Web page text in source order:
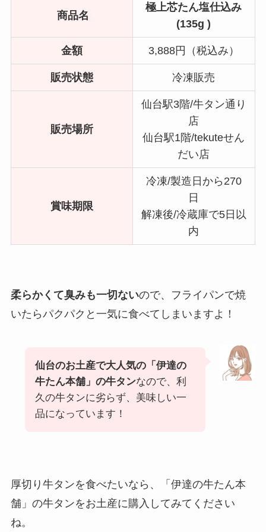
商品名
極上芯たん塩仕込み
(135g )
金額 3,888円（税込み）
販売状態 冷凍販売
販売場所
仙台駅3階/牛タン通り
店
仙台駅1階/tekuteせん
だい店
賞味期限
冷凍/製造日から270
日
解凍後/冷蔵庫で5日以
内
柔らかくて臭みも一切ないので、フライパンで焼
いたらパクパクと一気に食べてしまいますよ！
仙台のお土産で大人気の「伊達の
牛たん本舗」の牛タンなので、利
久の牛タンに劣らず、美味しい一
品になっています！
厚切り牛タンを食べたいなら、「伊達の牛たん本
舗」の牛タンをお土産に購入してみてください
ね。